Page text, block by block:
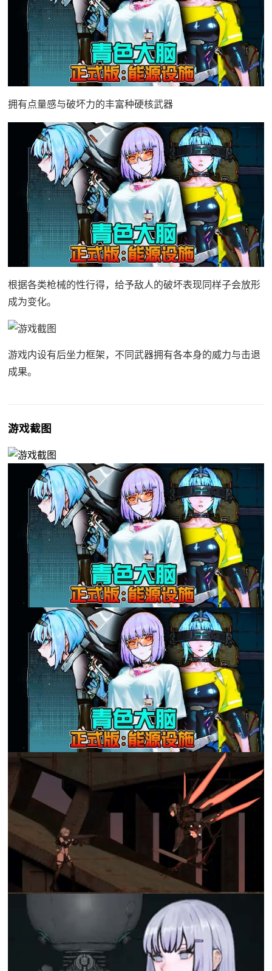
拥有点量感与破坏力的丰富种硬核武器
根据各类枪械的性行得，给予敌人的破坏表现同样子会放形
成为变化。
游戏内设有后坐力框架，不同武器拥有各本身的威力与击退
成果。
游戏截图